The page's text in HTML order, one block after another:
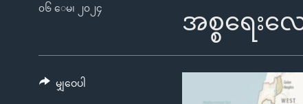
နိုင်ငံတကာ
တရုတ်
အစ္စရေး-ပါလက်စတိုင်း
ရပ်ဝန်းတခု လမ်းတခု အလွန်
အင်္ဂလိပ်စာလေ့လာမယ်
အစ္စရေး
၀၆ ေမ၊ ၂၀၂၄
မျှဝေပါ